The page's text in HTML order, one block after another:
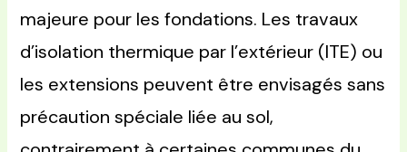
majeure pour les fondations. Les travaux
d’isolation thermique par l’extérieur (ITE) ou
les extensions peuvent être envisagés sans
précaution spéciale liée au sol,